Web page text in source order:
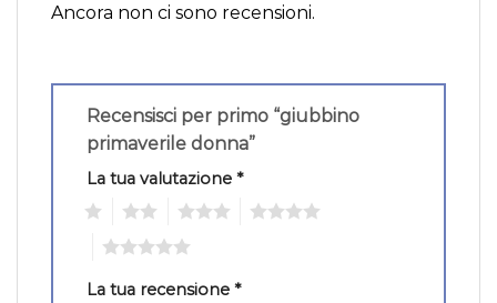
Ancora non ci sono recensioni.
Recensisci per primo “giubbino
primaverile donna”
La tua valutazione *
La tua recensione *